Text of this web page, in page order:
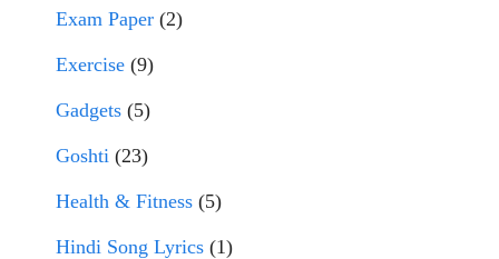
Exam Paper (2)
Exercise (9)
Gadgets (5)
Goshti (23)
Health & Fitness (5)
Hindi Song Lyrics (1)